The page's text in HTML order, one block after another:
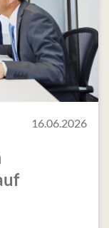
16.06.2026